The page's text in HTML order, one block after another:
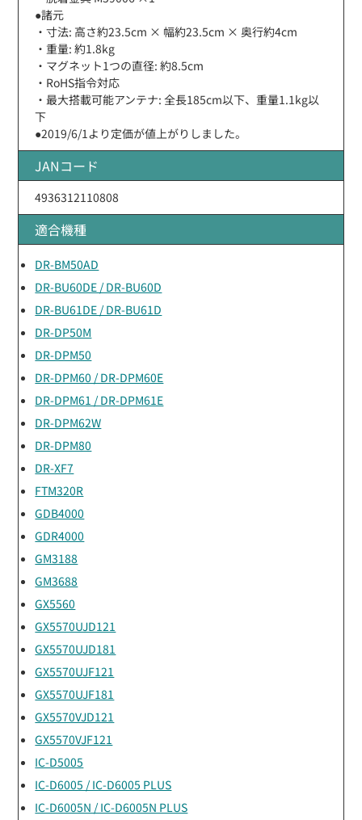
●諸元
・寸法: 高さ約23.5cm × 幅約23.5cm × 奥行約4cm
・重量: 約1.8kg
・マグネット1つの直径: 約8.5cm
・RoHS指令対応
・最大搭載可能アンテナ: 全長185cm以下、重量1.1kg以
下
●2019/6/1より定価が値上がりしました。
JANコード
4936312110808
適合機種
DR-BM50AD
DR-BU60DE / DR-BU60D
DR-BU61DE / DR-BU61D
DR-DP50M
DR-DPM50
DR-DPM60 / DR-DPM60E
DR-DPM61 / DR-DPM61E
DR-DPM62W
DR-DPM80
DR-XF7
FTM320R
GDB4000
GDR4000
GM3188
GM3688
GX5560
GX5570UJD121
GX5570UJD181
GX5570UJF121
GX5570UJF181
GX5570VJD121
GX5570VJF121
IC-D5005
IC-D6005 / IC-D6005 PLUS
IC-D6005N / IC-D6005N PLUS